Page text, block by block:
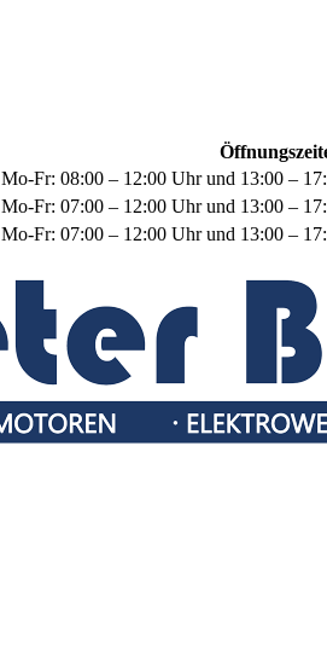
Mo-Fr: 08:00 – 12:00 Uhr und 13:00 –
Mo-Fr: 07:00 – 12:00 Uhr und 13:00 –
Mo-Fr: 07:00 – 12:00 Uhr und 13:00 –